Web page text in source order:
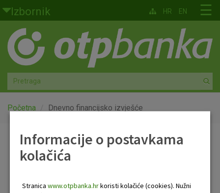
Skoči na glavni sadržaj
Izbornik
Građani
Privatno bankarstvo
Agro
Mala poduzeća i obrtnici
Globalna tržišta
☰
HR EN
Početna Dnevno financijsko izvješće
Dnevno financijsko
Informacije o postavkama
kolačića
Stranica www.otpbanka.hrkoristi kolačiće (cookies). Nužni